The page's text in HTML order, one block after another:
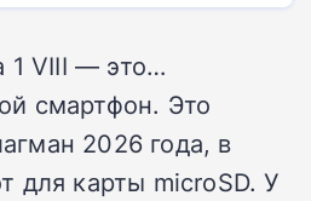
1 VIII — это…
смартфон. Это
2026 года, в
для карты microSD. У